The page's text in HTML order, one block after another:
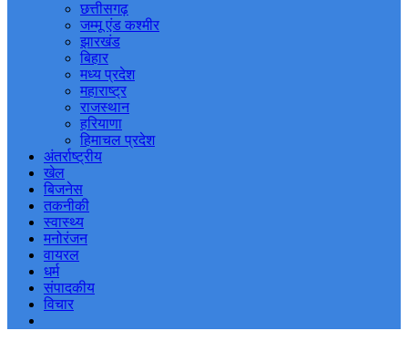
छत्तीसगढ़
जम्मू एंड कश्मीर
झारखंड
बिहार
मध्य प्रदेश
महाराष्ट्र
राजस्थान
हरियाणा
हिमाचल प्रदेश
अंतर्राष्ट्रीय
खेल
बिजनेस
तकनीकी
स्वास्थ्य
मनोरंजन
वायरल
धर्म
संपादकीय
विचार